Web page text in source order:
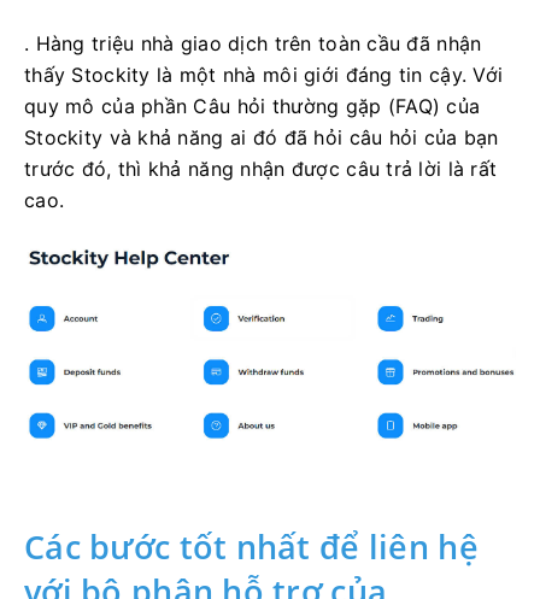
. Hàng triệu nhà giao dịch trên toàn cầu đã nhận
thấy Stockity là một nhà môi giới đáng tin cậy. Với
quy mô của phần Câu hỏi thường gặp (FAQ) của
Stockity và khả năng ai đó đã hỏi câu hỏi của bạn
trước đó, thì khả năng nhận được câu trả lời là rất
cao.
Các bước tốt nhất để liên hệ